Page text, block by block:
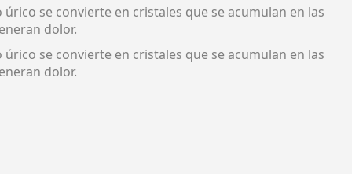
úrico se convierte en cristales que se acumulan en las
dolor.
úrico se convierte en cristales que se acumulan en las
dolor.